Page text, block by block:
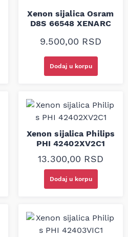
Xenon sijalica Osram
D8S 66548 XENARC
9.500,00 RSD
Dodaj u korpu
Xenon sijalica Philips
PHI 42402XV2C1
13.300,00 RSD
Dodaj u korpu